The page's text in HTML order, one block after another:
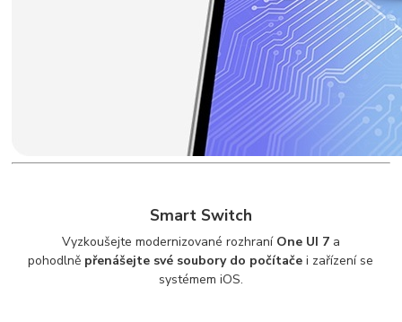
Smart Switch
Vyzkoušejte modernizované rozhraní One UI 7a
pohodlně přenášejte své soubory do počítače i zařízení se
systémem iOS.